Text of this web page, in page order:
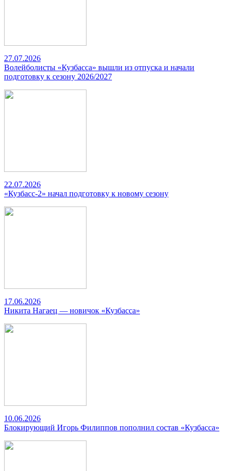
27.07.2026
Волейболисты «Кузбасса» вышли из отпуска и начали
подготовку к сезону 2026/2027
22.07.2026
«Кузбасс-2» начал подготовку к новому сезону
17.06.2026
Никита Нагаец — новичок «Кузбасса»
10.06.2026
Блокирующий Игорь Филиппов пополнил состав «Кузбасса»